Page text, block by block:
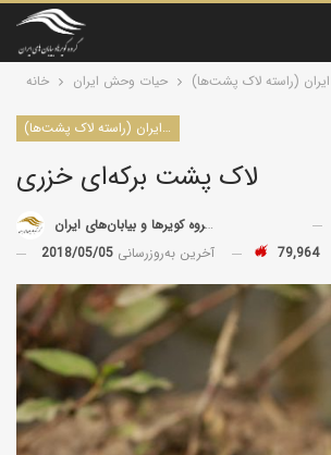
خانه حیات وحش ایران (راسته لاک پشت‌ها)
خزندگان ایران (راسته لاک پشت‌ها)
لاک پشت برکه‌ای خزری
توسط گروه کویرها و بیابان‌های ایران
آخرین به‌روزرسانی 2018/05/05 79,964